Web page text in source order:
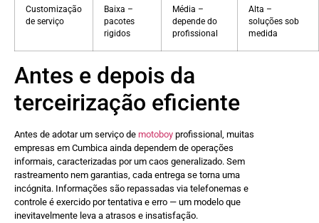
Customização
de serviço
Baixa –
pacotes
rigidos
Média –
depende do
profissional
Alta –
soluções sob
medida
Antes e depois da
terceirização eficiente
Antes de adotar um serviço de motoboy profissional, muitas
empresas em Cumbica ainda dependem de operações
informais, caracterizadas por um caos generalizado. Sem
rastreamento nem garantias, cada entrega se torna uma
incógnita. Informações são repassadas via telefonemas e
controle é exercido por tentativa e erro — um modelo que
inevitavelmente leva a atrasos e insatisfação.